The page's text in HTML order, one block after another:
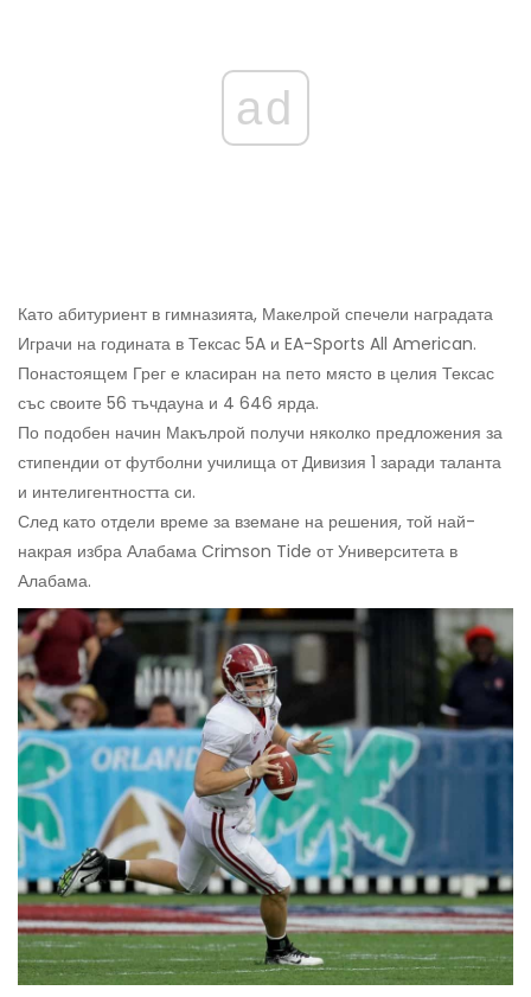
ad
Като абитуриент в гимназията, Макелрой спечели наградата
Играчи на годината в Тексас 5A и EA-Sports All American.
Понастоящем Грег е класиран на пето място в целия Тексас
със своите 56 тъчдауна и 4 646 ярда.
По подобен начин Макълрой получи няколко предложения за
стипендии от футболни училища от Дивизия 1 заради таланта
и интелигентността си.
След като отдели време за вземане на решения, той най-
накрая избра Алабама Crimson Tide от Университета в
Алабама.